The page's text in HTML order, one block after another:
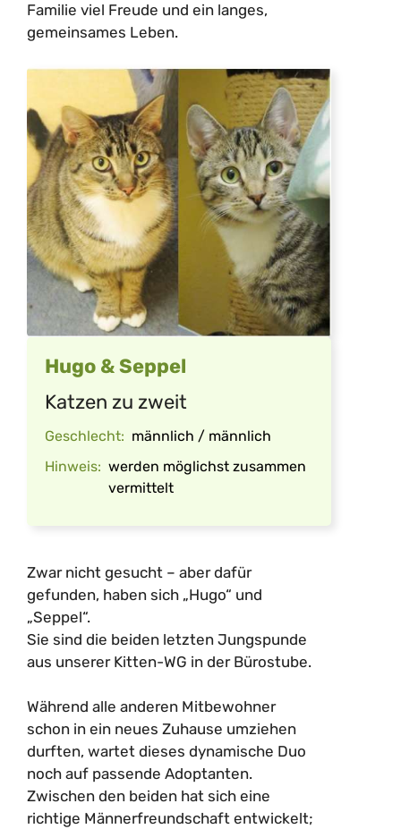
Familie viel Freude und ein langes,
gemeinsames Leben.
Hugo & Seppel
Katzen zu zweit
Geschlecht: männlich / männlich
Hinweis: werden möglichst zusammen
vermittelt
Zwar nicht gesucht – aber dafür
gefunden, haben sich „Hugo“ und
„Seppel“.
Sie sind die beiden letzten Jungspunde
aus unserer Kitten-WG in der Bürostube.
Während alle anderen Mitbewohner
schon in ein neues Zuhause umziehen
durften, wartet dieses dynamische Duo
noch auf passende Adoptanten.
Zwischen den beiden hat sich eine
richtige Männerfreundschaft entwickelt;